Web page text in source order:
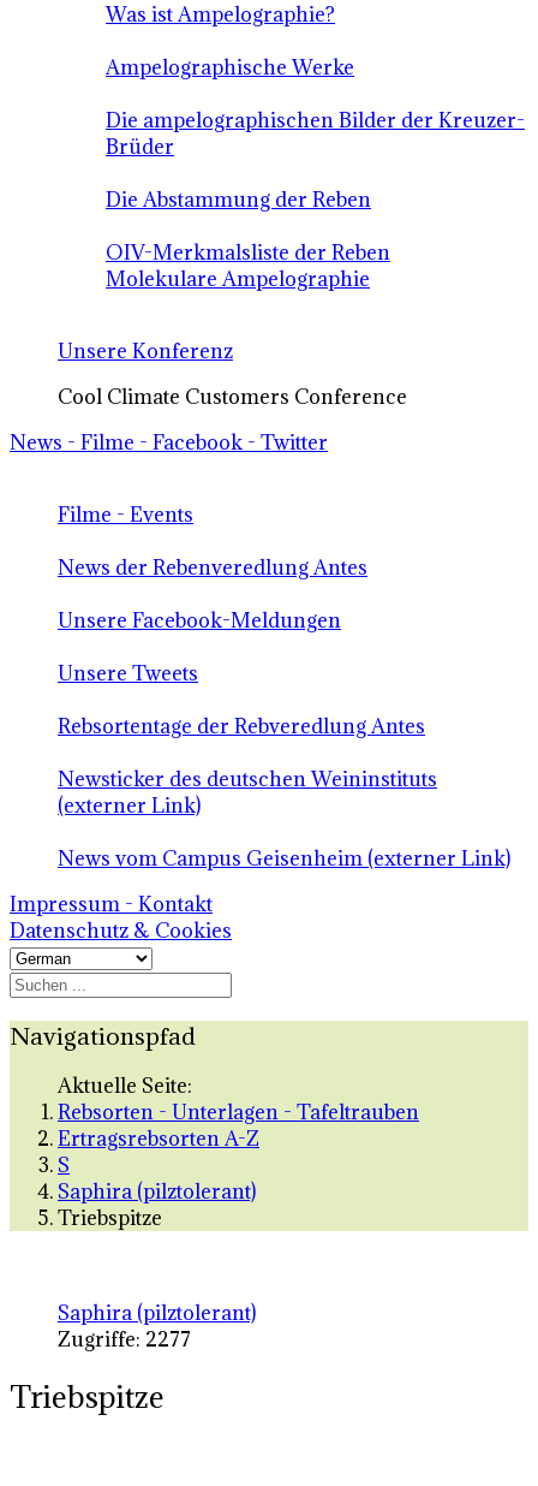
Was ist Ampelographie?
Ampelographische Werke
Die ampelographischen Bilder der Kreuzer-
Brüder
Die Abstammung der Reben
OIV-Merkmalsliste der Reben
Molekulare Ampelographie
Unsere Konferenz
Cool Climate Customers Conference
News - Filme - Facebook - Twitter
Filme - Events
News der Rebenveredlung Antes
Unsere Facebook-Meldungen
Unsere Tweets
Rebsortentage der Rebveredlung Antes
Newsticker des deutschen Weininstituts
(externer Link)
News vom Campus Geisenheim (externer Link)
Impressum - Kontakt
Datenschutz & Cookies
Navigationspfad
Aktuelle Seite:
Rebsorten - Unterlagen - Tafeltrauben
Ertragsrebsorten A-Z
S
Saphira (pilztolerant)
Triebspitze
Saphira (pilztolerant)
Zugriffe: 2277
Triebspitze